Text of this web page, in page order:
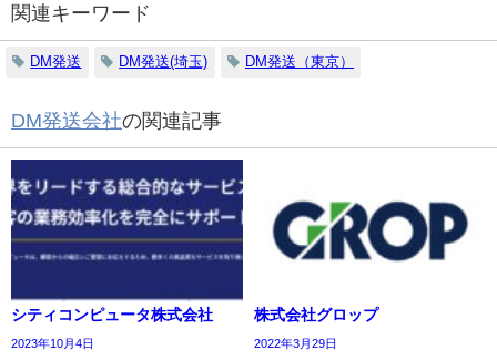
関連キーワード
DM発送 DM発送(埼玉) DM発送（東京）
DM発送会社の関連記事
シティコンピュータ株式会社
2023年10月4日
株式会社グロップ
2022年3月29日